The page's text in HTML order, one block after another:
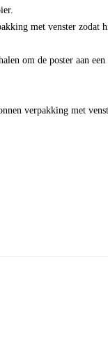
met venster
om de poster aan
verpakking met